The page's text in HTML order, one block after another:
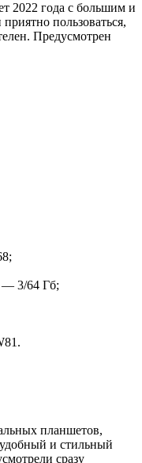
2022 года с большим и
пользоваться,
Предусмотрен
— 3/64 Гб;
планшетов,
и стильный
сразу